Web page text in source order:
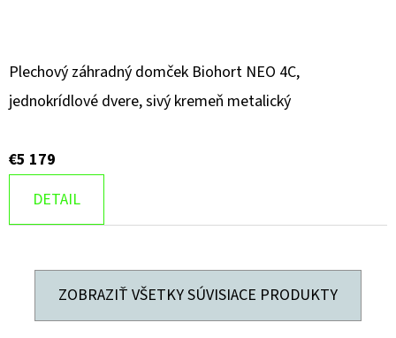
Plechový záhradný domček Biohort NEO 4C,
jednokrídlové dvere, sivý kremeň metalický
€5 179
DETAIL
ZOBRAZIŤ VŠETKY SÚVISIACE PRODUKTY